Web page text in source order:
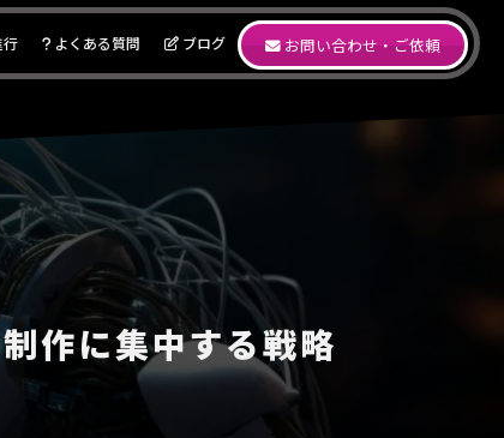
行 よくある質問 ブログ お問い合わせ・ご依頼
作に集中する戦略